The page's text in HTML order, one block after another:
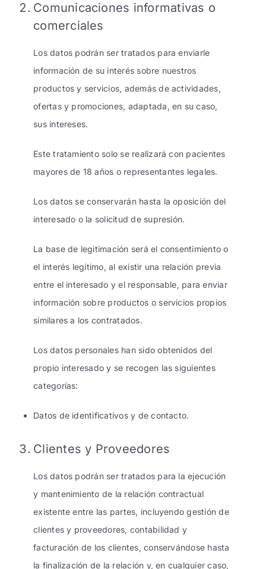
Comunicaciones informativas o
comerciales
Los datos podrán ser tratados para enviarle
información de su interés sobre nuestros
productos y servicios, además de actividades,
ofertas y promociones, adaptada, en su caso,
sus intereses.
Este tratamiento solo se realizará con pacientes
mayores de 18 años o representantes legales.
Los datos se conservarán hasta la oposición del
interesado o la solicitud de supresión.
La base de legitimación será el consentimiento o
el interés legítimo, al existir una relación previa
entre el interesado y el responsable, para enviar
información sobre productos o servicios propios
similares a los contratados.
Los datos personales han sido obtenidos del
propio interesado y se recogen las siguientes
categorías:
Datos de identificativos y de contacto.
Clientes y Proveedores
Los datos podrán ser tratados para la ejecución
y mantenimiento de la relación contractual
existente entre las partes, incluyendo gestión de
clientes y proveedores, contabilidad y
facturación de los clientes, conservándose hasta
la finalización de la relación y, en cualquier caso,